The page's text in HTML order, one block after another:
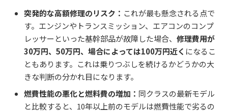
突発的な高額修理のリスク： これが最も懸念される点で
す。エンジンやトランスミッション、エアコンのコンプ
レッサーといった基幹部品が故障した場合、 修理費用が
30万円、50万円、場合によっては100万円近く になるこ
ともあります。これは乗りつぶしを続けるかどうかの大
きな判断の分かれ目になります。
燃費性能の悪化と燃料費の増加： 同クラスの最新モデル
と比較すると、10年以上前のモデルは燃費性能で劣るの